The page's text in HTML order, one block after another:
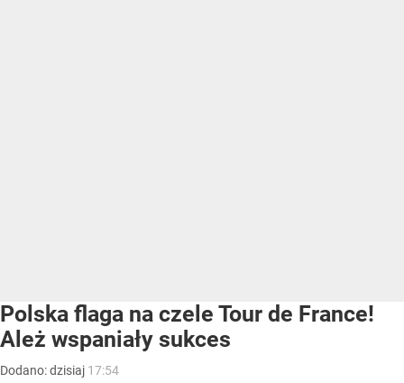
Polska flaga na czele Tour de France!
Ależ wspaniały sukces
Dodano:dzisiaj 17:54